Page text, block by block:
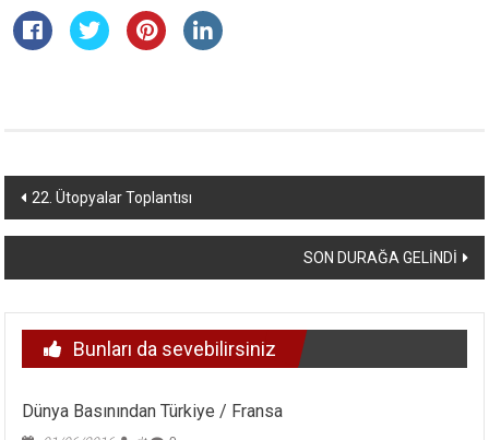
Yazı
dolaşımı
22. Ütopyalar Toplantısı
SON DURAĞA GELİNDİ
Bunları da sevebilirsiniz
Dünya Basınından Türkiye / Fransa